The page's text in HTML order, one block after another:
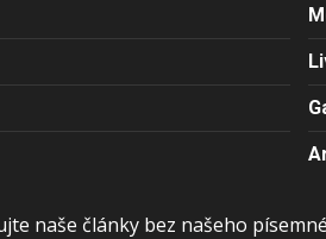
naše články bez našeho